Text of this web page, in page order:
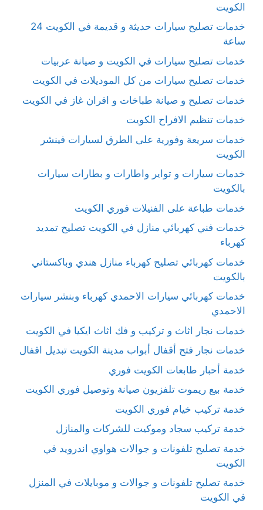
الكويت
خدمات تصليح سيارات حديثة و قديمة في الكويت 24
ساعة
خدمات تصليح سيارات في الكويت و صيانة عربيات
خدمات تصليح سيارات من كل الموديلات في الكويت
خدمات تصليح و صيانة طباخات و افران غاز في الكويت
خدمات تنظيم الافراح الكويت
خدمات سريعة وفورية على الطرق لسيارات فينشر
الكويت
خدمات سيارات و تواير واطارات و بطارات سيارات
بالكويت
خدمات طباعة على الفنيلات فوري الكويت
خدمات فني كهربائي منازل في الكويت تصليح تمديد
كهرباء
خدمات كهربائي تصليح كهرباء منازل هندي وباكستاني
بالكويت
خدمات كهربائي سيارات الاحمدي كهرباء وبنشر سيارات
الاحمدي
خدمات نجار اثاث و تركيب و فك اثاث ايكيا في الكويت
خدمات نجار فتح أقفال أبواب مدينة الكويت تبديل اقفال
خدمة أحبار طابعات الكويت فوري
خدمة بيع ريموت تلفزيون صيانة وتوصيل فوري الكويت
خدمة تركيب خيام فوري الكويت
خدمة تركيب سجاد وموكيت للشركات والمنازل
خدمة تصليح تلفونات و جوالات هواوي اندرويد في
الكويت
خدمة تصليح تلفونات و جوالات و موبايلات في المنزل
في الكويت